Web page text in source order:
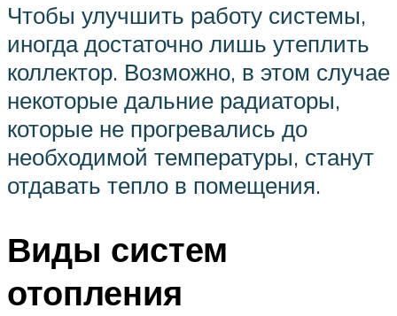
Чтобы улучшить работу системы,
иногда достаточно лишь утеплить
коллектор. Возможно, в этом случае
некоторые дальние радиаторы,
которые не прогревались до
необходимой температуры, станут
отдавать тепло в помещения.
Виды систем
отопления